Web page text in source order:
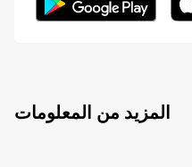
المزيد من المعلومات